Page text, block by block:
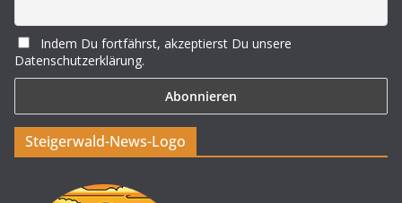
Indem Du fortfährst, akzeptierst Du unsere
Datenschutzerklärung.
Steigerwald-News-Logo